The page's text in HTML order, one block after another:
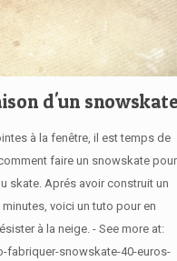
d'un snowskate
à la fenêtre, il est temps de
faire un snowskate pour
skate. Aprés avoir construit un
voici un tuto pour en
à la neige. - See more at:
fabriquer-snowskate-40-euros-